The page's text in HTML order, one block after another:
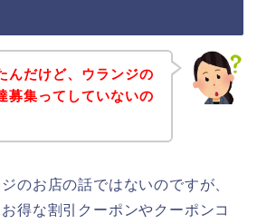
んだけど、ウランジの
募集ってしていないの
のお店の話ではないのですが、
得な割引クーポンやクーポンコ